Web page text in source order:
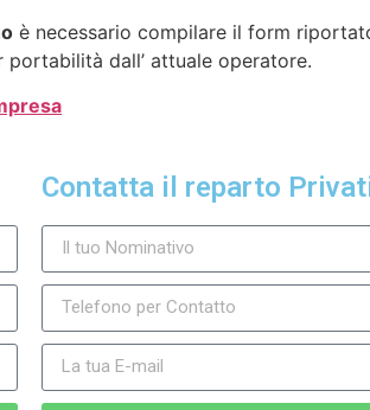
è necessario compilare il form
dall’ attuale operatore.
Contatta il reparto